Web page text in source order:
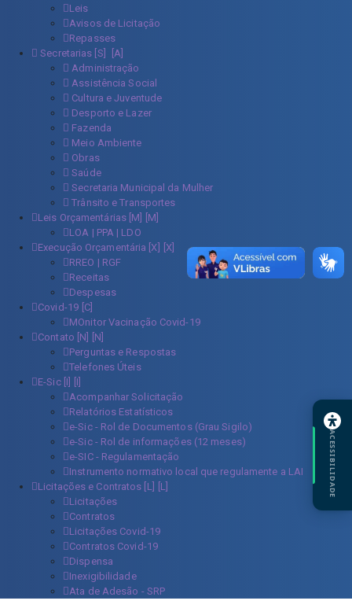
Leis
Avisos de Licitação
Repasses
Secretarias [S]
Administração
Assistência Social
Cultura e Juventude
Desporto e Lazer
Fazenda
Meio Ambiente
Obras
Saúde
Secretaria Municipal da Mulher
Trânsito e Transportes
Leis Orçamentárias [M]
LOA | PPA | LDO
Execução Orçamentária [X]
RREO | RGF
Receitas
Despesas
Covid-19
MOnitor Vacinação Covid-19
Contato [N]
Perguntas e Respostas
Telefones Úteis
E-Sic [I]
Acompanhar Solicitação
Relatórios Estatísticos
e-Sic - Rol de Documentos (Grau Sigilo)
e-Sic - Rol de informações (12 meses)
e-SIC - Regulamentação
Instrumento normativo local que regulamente a LAI
Licitações e Contratos [L]
Licitações
Contratos
Licitações Covid-19
Contratos Covid-19
Dispensa
Inexigibilidade
Ata de Adesão - SRP
ACESSIBILIDADE